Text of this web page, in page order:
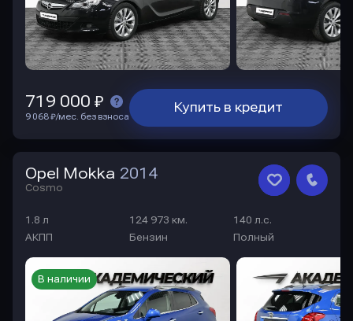
Купить в кредит
719 000 ₽
9 068 ₽/мес. без взноса
Opel Mokka 2014
Cosmo
1.8 л 124 973 км.
140 л.с.
АКПП
Бензин Полный
В наличии